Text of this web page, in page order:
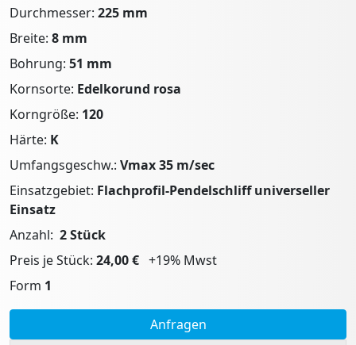
Durchmesser: 225 mm
Breite: 8 mm
Bohrung: 51 mm
Kornsorte: Edelkorund rosa
Korngröße: 120
Härte: K
Umfangsgeschw.: Vmax 35 m/sec
Einsatzgebiet: Flachprofil-Pendelschliff universeller
Einsatz
Anzahl: 2 Stück
Preis je Stück: 24,00 € +19% Mwst
Form 1
Anfragen